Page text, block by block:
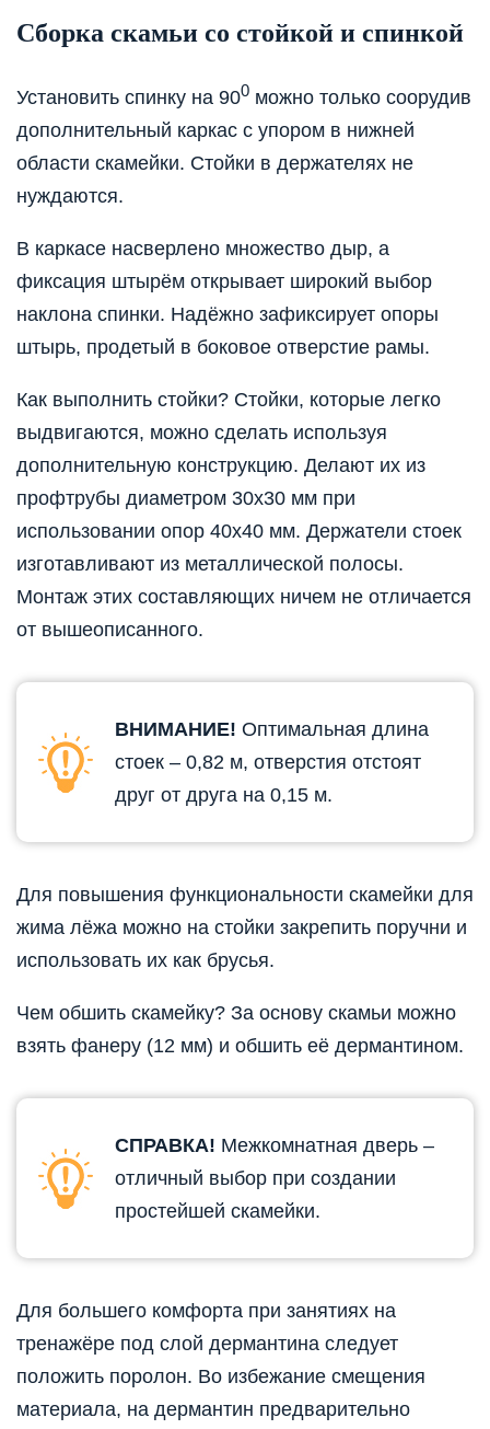
Сборка скамьи со стойкой и спинкой
Установить спинку на 900 можно только соорудив
дополнительный каркас с упором в нижней
области скамейки. Стойки в держателях не
нуждаются.
В каркасе насверлено множество дыр, а
фиксация штырём открывает широкий выбор
наклона спинки. Надёжно зафиксирует опоры
штырь, продетый в боковое отверстие рамы.
Как выполнить стойки? Стойки, которые легко
выдвигаются, можно сделать используя
дополнительную конструкцию. Делают их из
профтрубы диаметром 30х30 мм при
использовании опор 40х40 мм. Держатели стоек
изготавливают из металлической полосы.
Монтаж этих составляющих ничем не отличается
от вышеописанного.
ВНИМАНИЕ! Оптимальная длина
стоек – 0,82 м, отверстия отстоят
друг от друга на 0,15 м.
Для повышения функциональности скамейки для
жима лёжа можно на стойки закрепить поручни и
использовать их как брусья.
Чем обшить скамейку? За основу скамьи можно
взять фанеру (12 мм) и обшить её дермантином.
СПРАВКА! Межкомнатная дверь –
отличный выбор при создании
простейшей скамейки.
Для большего комфорта при занятиях на
тренажёре под слой дермантина следует
положить поролон. Во избежание смещения
материала, на дермантин предварительно